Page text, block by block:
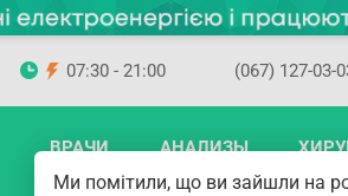
07:30 - 21:00 (067) 127-03-
ВРАЧИ АНАЛИЗЫ
Ми помітили, що ви зайшли на